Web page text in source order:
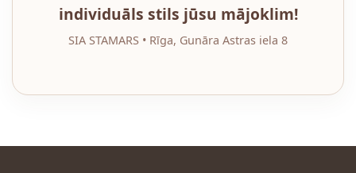
individuāls stils jūsu mājoklim!
SIA STAMARS • Rīga, Gunāra Astras iela 8